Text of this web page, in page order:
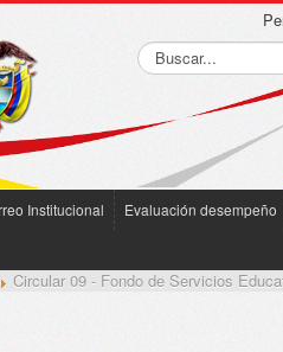
Institucional
Evaluación desempeño
Circular 09 - Fondo de Servicios